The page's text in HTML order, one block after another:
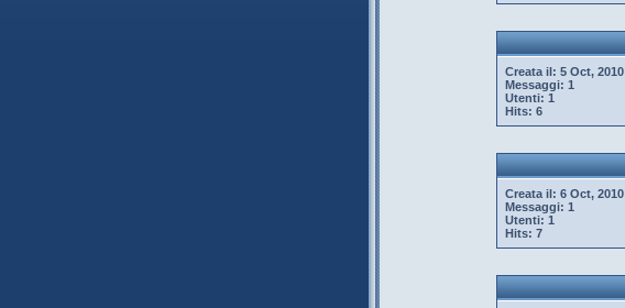
Creata il: 5 Oct, 2010
Messaggi: 1
Utenti: 1
Hits: 6
Creata il: 6 Oct, 2010
Messaggi: 1
Utenti: 1
Hits: 7